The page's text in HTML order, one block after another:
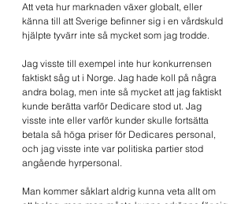
Att veta hur marknaden växer globalt, eller
känna till att Sverige befinner sig i en vårdskuld
hjälpte tyvärr inte så mycket som jag trodde.
Jag visste till exempel inte hur konkurrensen
faktiskt såg ut i Norge. Jag hade koll på några
andra bolag, men inte så mycket att jag faktiskt
kunde berätta varför Dedicare stod ut. Jag
visste inte eller varför kunder skulle fortsätta
betala så höga priser för Dedicares personal,
och jag visste inte var politiska partier stod
angående hyrpersonal.
Man kommer såklart aldrig kunna veta allt om